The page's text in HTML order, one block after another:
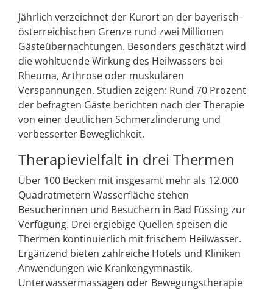
Jährlich verzeichnet der Kurort an der bayerisch-
österreichischen Grenze rund zwei Millionen
Gästeübernachtungen. Besonders geschätzt wird
die wohltuende Wirkung des Heilwassers bei
Rheuma, Arthrose oder muskulären
Verspannungen. Studien zeigen: Rund 70 Prozent
der befragten Gäste berichten nach der Therapie
von einer deutlichen Schmerzlinderung und
verbesserter Beweglichkeit.
Therapievielfalt in drei Thermen
Über 100 Becken mit insgesamt mehr als 12.000
Quadratmetern Wasserfläche stehen
Besucherinnen und Besuchern in Bad Füssing zur
Verfügung. Drei ergiebige Quellen speisen die
Thermen kontinuierlich mit frischem Heilwasser.
Ergänzend bieten zahlreiche Hotels und Kliniken
Anwendungen wie Krankengymnastik,
Unterwassermassagen oder Bewegungstherapie